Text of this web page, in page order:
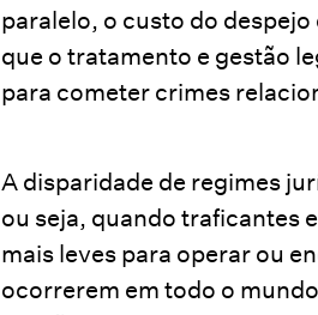
paralelo, o custo do
que o tratamento e gestão
para cometer crimes
A disparidade de regimes
ou seja, quando traficantes
mais leves para operar ou
ocorrerem em todo o